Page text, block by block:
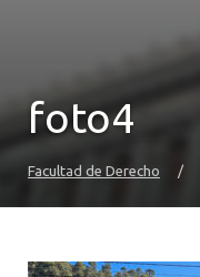
foto4
Facultad de Derecho /